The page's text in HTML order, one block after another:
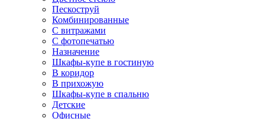
Пескоструй
Комбинированные
С витражами
С фотопечатью
Назначение
Шкафы-купе в гостиную
В коридор
В прихожую
Шкафы-купе в спальню
Детские
Офисные